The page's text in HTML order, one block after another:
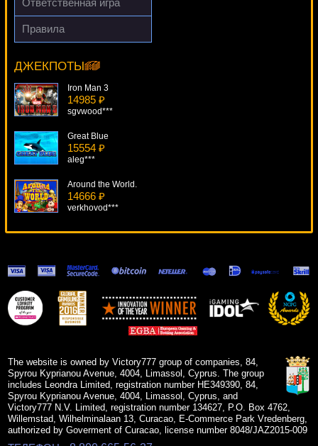
beautif***
Ответственная игра
Правила
ДЖЕКПОТЫ
Jimi Hendrix
Panamer***
Iron Man 3
14985 ₽
sgvwood***
Great Blue
15554 ₽
aleg***
Around the World.
14666 ₽
verkhovod***
Magic Forest
11209 ₽
alex***
Fruit Zen
The website is owned by Victory777 group of companies, 84,
Spyrou Kyprianou Avenue, 4004, Limassol, Cyprus. The group
includes Leondra Limited, registration number HE349390, 84,
Spyrou Kyprianou Avenue, 4004, Limassol, Cyprus, and
Victory777 N.V. Limited, registration number 134627, P.O. Box 4762,
Willemstad, Wilhelminalaan 13, Curacao, E-Commerce Park Vredenberg,
authorized by Goverment of Curacao, license number 8048/JAZ2015-009